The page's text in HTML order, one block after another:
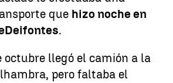
que hizo noche en
Deifontes.
octubre llegó el camión a la
pero faltaba el